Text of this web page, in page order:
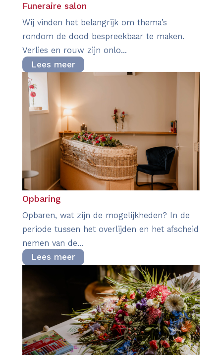
Funeraire salon
Wij vinden het belangrijk om thema’s
rondom de dood bespreekbaar te maken.
Verlies en rouw zijn onlo...
Lees meer
Opbaring
Opbaren, wat zijn de mogelijkheden? In de
periode tussen het overlijden en het afscheid
nemen van de...
Lees meer